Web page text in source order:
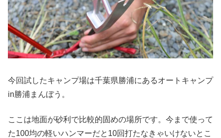
今回試したキャンプ場は千葉県勝浦にあるオートキャンプ
in勝浦まんぼう。
ここは地面が砂利で比較的固めの場所です。今まで使って
た100均の軽いハンマーだと10回打たなきゃいけないとこ